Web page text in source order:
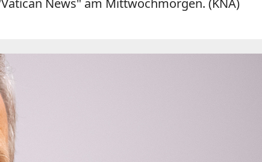
News" am Mittwochmorgen. (KNA)